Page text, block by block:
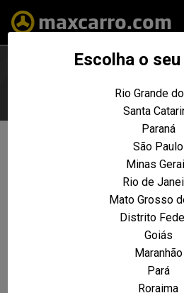
Escolha o
Rio Grande
Santa
Paraná
São Paulo
Minas
Rio de
Mato Grosso
Distrito
Goiás
Maranhão
Pará
Roraima
Não foram
para a sua pesquisa:
Xantia Activa 2.0
REALIZE UMA NOVA PESQUISA E TENTE